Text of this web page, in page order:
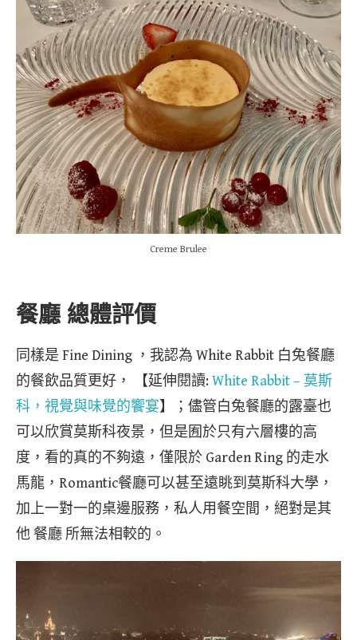
Creme Brulee
餐廳 總體評價
同樣是 Fine Dining ，我認為 White Rabbit 白兔餐廳
的餐飲品質更好， 【延伸閱讀:White Rabbit – 莫斯
科，視覺與味覺的饗宴】；儘管白兔餐廳的露臺也
可以欣賞莫斯科夜景，但是囿於只有六層樓的高
度，看的真的不夠遠，僅限於 Garden Ring 的走水
馬龍，Romantic餐廳可以甚至遠眺到莫斯科大學，
加上一對一的桌邊服務，私人用餐空間，絕對是其
他 餐廳 所無法相較的。